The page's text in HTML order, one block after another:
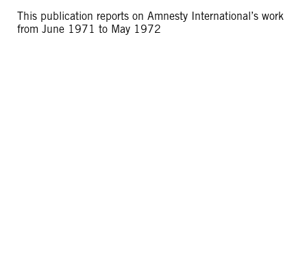
This publication reports on Amnesty International’s work
from June 1971 to May 1972